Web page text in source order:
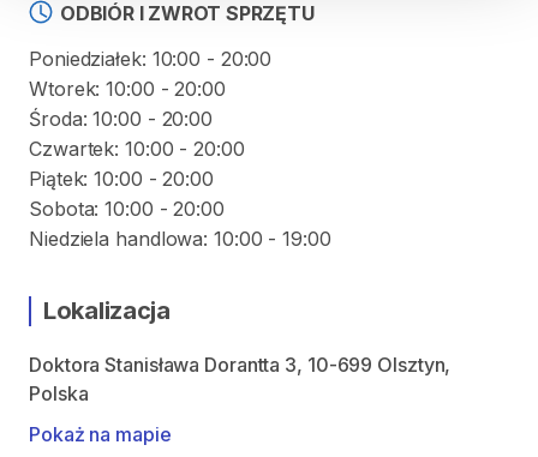
ODBIÓR I ZWROT SPRZĘTU
Poniedziałek: 10:00 - 20:00
Wtorek: 10:00 - 20:00
Środa: 10:00 - 20:00
Czwartek: 10:00 - 20:00
Piątek: 10:00 - 20:00
Sobota: 10:00 - 20:00
Niedziela handlowa: 10:00 - 19:00
Lokalizacja
Doktora Stanisława Dorantta 3, 10-699 Olsztyn,
Polska
Pokaż na mapie